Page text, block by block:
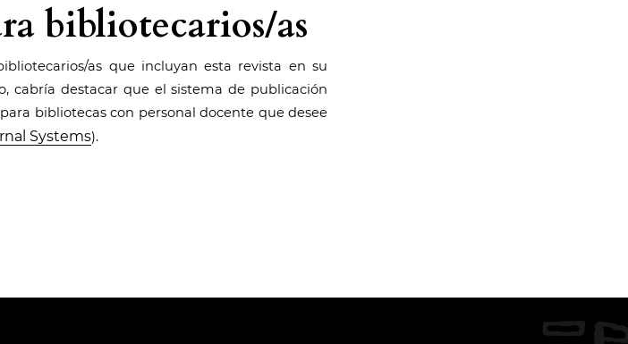
bibliotecarios/as
as que incluyan esta revista en su
cabría destacar que el sistema de publicación
bibliotecas con personal docente que desee
Systems).